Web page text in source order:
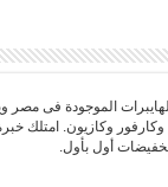
الموجودة فى
وكازيون. امتلك
أول بأول.